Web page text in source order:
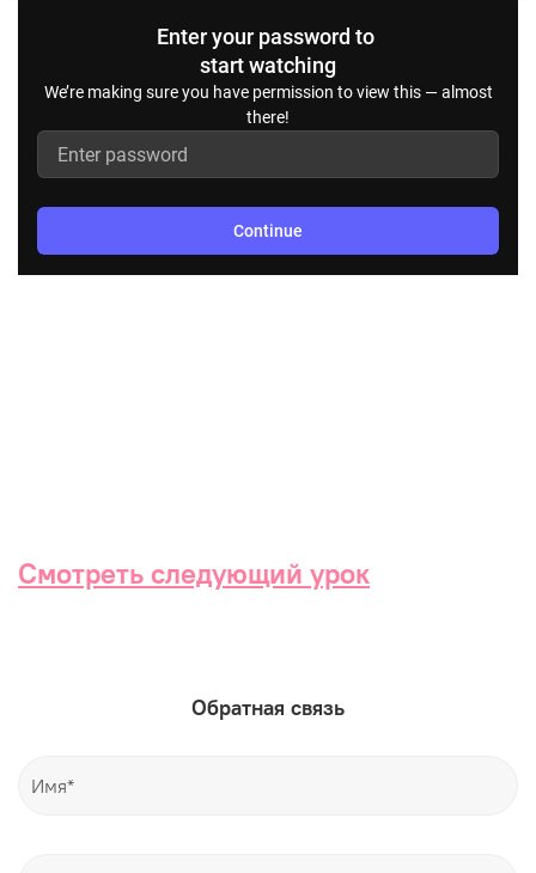
Смотреть следующий урок
Обратная связь